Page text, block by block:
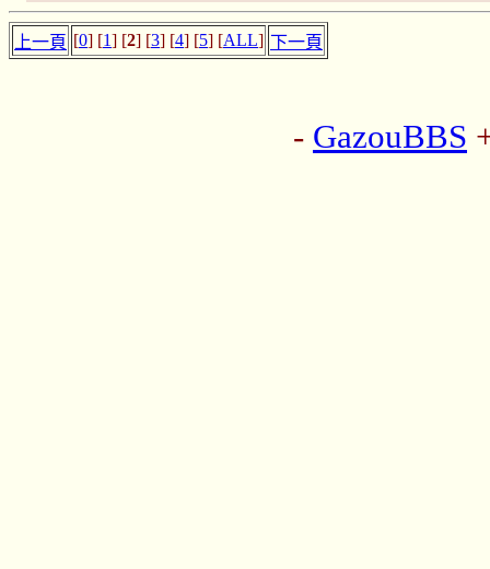
上一頁 [0] [1] [2] [3] [4] [5] [ALL] 下一頁
- GazouBBS